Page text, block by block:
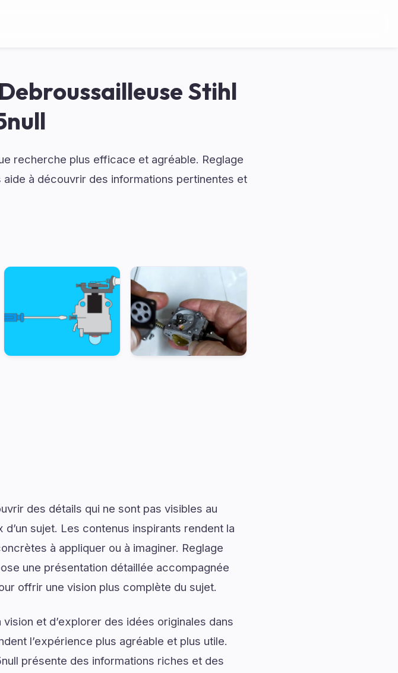
Stihl
recherche plus efficace et agréable. Reglage
à découvrir des informations pertinentes et
des détails qui ne sont pas visibles au
sujet. Les contenus inspirants rendent la
à appliquer ou à imaginer. Reglage
une présentation détaillée accompagnée
offrir une vision plus complète du sujet.
et d’explorer des idées originales dans
l’expérience plus agréable et plus utile.
présente des informations riches et des